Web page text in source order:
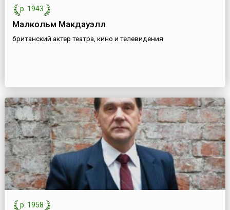
р. 1943
Малкольм Макдауэлл
британский актер театра, кино и телевидения
р. 1958